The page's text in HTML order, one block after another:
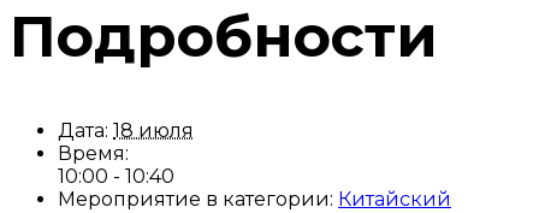
Подробности
Дата: 18 июля
Время:
10:00 - 10:40
Мероприятие в категории: Китайский